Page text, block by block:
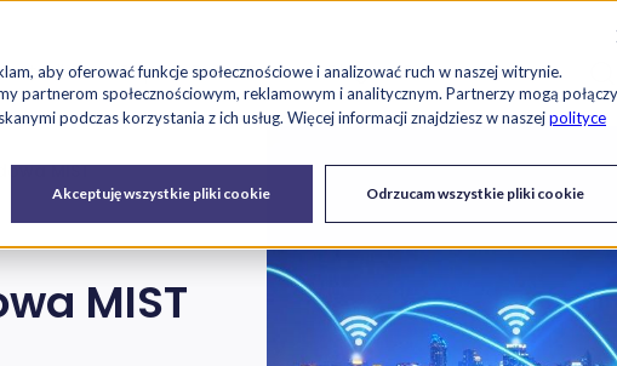
aby oferować funkcje społecznościowe i analizować ruch w naszej witrynie.
partnerom społecznościowym, reklamowym i analitycznym. Partnerzy mogą
podczas korzystania z ich usług. Więcej informacji znajdziesz w naszejpolityce
Akceptuję wszystkie pliki cookie Odrzucam wszystkie pliki cookie
fiskalne
Urządzenia
urządzeń
studies Raport RetailTech Blog O nas Kariera
MIST
MIST